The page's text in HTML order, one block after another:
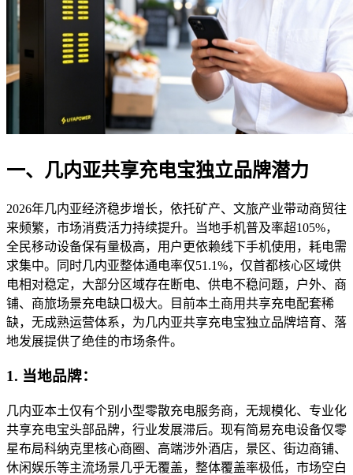
一、几内亚共享充电宝独立品牌潜力
2026年几内亚经济稳步增长，依托矿产、文旅产业带动商贸往
来频繁，市场消费活力持续提升。当地手机普及率超105%，
全民移动设备保有量极高，用户更依赖线下手机使用，耗电需
求集中。同时几内亚整体通电率仅51.1%，仅首都核心区域供
电相对稳定，大部分区域存在断电、供电不稳问题，户外、商
铺、商旅场景充电缺口极大。目前本土商用共享充电配套稀
缺，无成熟运营体系，为几内亚共享充电宝独立品牌培育、落
地发展提供了绝佳的市场条件。
1. 当地品牌：
几内亚本土仅有个别小型零散充电服务商，无规模化、专业化
共享充电宝头部品牌，行业发展滞后。现有简易充电设备仅零
星布局科纳克里核心商圈、高端涉外酒店，景区、街边商铺、
休闲娱乐等主流场景几乎无覆盖，整体覆盖率极低，市场空白